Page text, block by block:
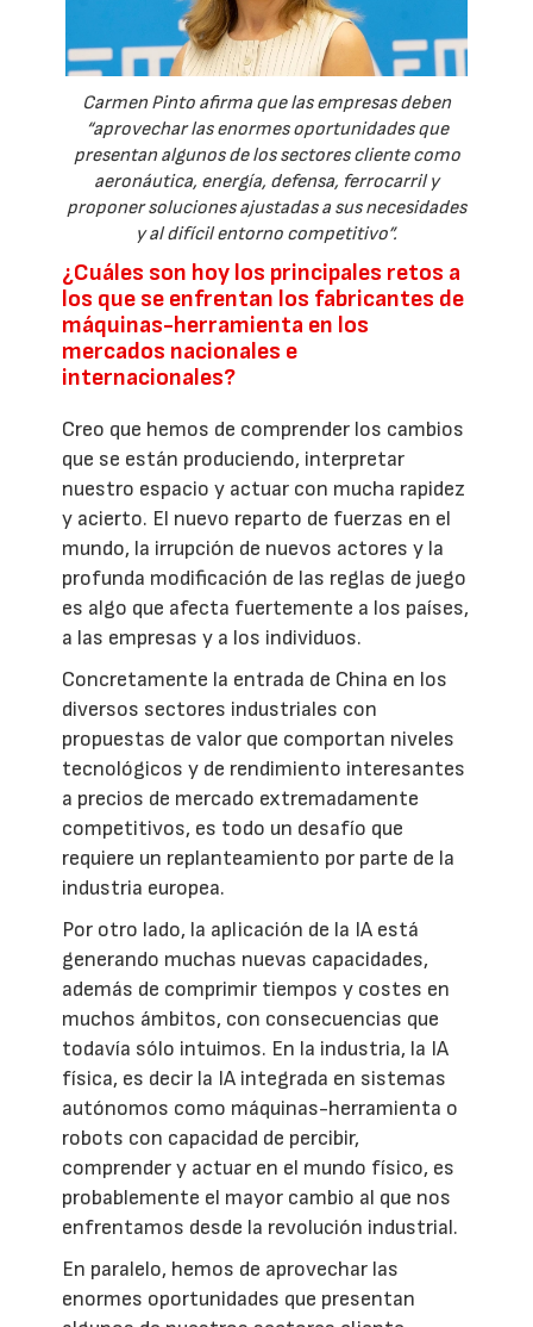
Carmen Pinto afirma que las empresas deben
“aprovechar las enormes oportunidades que
presentan algunos de los sectores cliente como
aeronáutica, energía, defensa, ferrocarril y
proponer soluciones ajustadas a sus necesidades
y al difícil entorno competitivo”.
¿Cuáles son hoy los principales retos a
los que se enfrentan los fabricantes de
máquinas-herramienta en los
mercados nacionales e
internacionales?
Creo que hemos de comprender los cambios
que se están produciendo, interpretar
nuestro espacio y actuar con mucha rapidez
y acierto. El nuevo reparto de fuerzas en el
mundo, la irrupción de nuevos actores y la
profunda modificación de las reglas de juego
es algo que afecta fuertemente a los países,
a las empresas y a los individuos.
Concretamente la entrada de China en los
diversos sectores industriales con
propuestas de valor que comportan niveles
tecnológicos y de rendimiento interesantes
a precios de mercado extremadamente
competitivos, es todo un desafío que
requiere un replanteamiento por parte de la
industria europea.
Por otro lado, la aplicación de la IA está
generando muchas nuevas capacidades,
además de comprimir tiempos y costes en
muchos ámbitos, con consecuencias que
todavía sólo intuimos. En la industria, la IA
física, es decir la IA integrada en sistemas
autónomos como máquinas-herramienta o
robots con capacidad de percibir,
comprender y actuar en el mundo físico, es
probablemente el mayor cambio al que nos
enfrentamos desde la revolución industrial.
En paralelo, hemos de aprovechar las
enormes oportunidades que presentan